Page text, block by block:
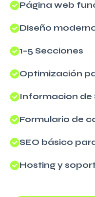
Página web
Diseño
1–5 Secciones
Optimización
Informacion de
Formulario de
SEO básico
Hosting y